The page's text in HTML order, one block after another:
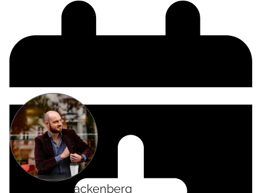
Tackenberg